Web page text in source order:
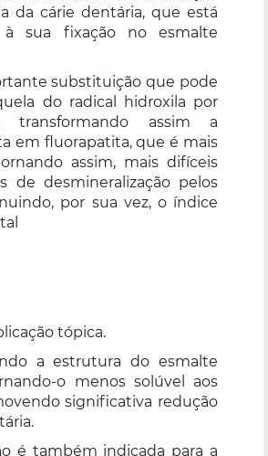
da cárie dentária, que está
à sua fixação no esmalte
substituição que pode
do radical hidroxila por
transformando assim a
em fluorapatita, que é mais
assim, mais difíceis
de desmineralização pelos
por sua vez, o índice
tópica.
a estrutura do esmalte
o menos solúvel aos
significativa redução
é também indicada para a